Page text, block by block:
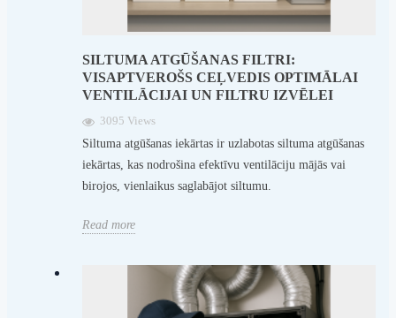
SILTUMA ATGŪŠANAS FILTRI:
VISAPTVEROŠS CEĻVEDIS OPTIMĀLAI
VENTILĀCIJAI UN FILTRU IZVĒLEI
3095 Views
Siltuma atgūšanas iekārtas ir uzlabotas siltuma atgūšanas
iekārtas, kas nodrošina efektīvu ventilāciju mājās vai
birojos, vienlaikus saglabājot siltumu.
Read more